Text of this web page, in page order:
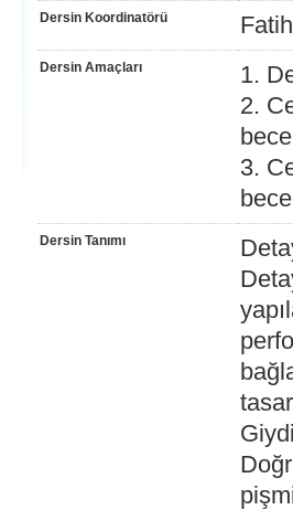
Dersin Koordinatörü
Dersin Amaçları
1.
2.
3.
Dersin Tanımı